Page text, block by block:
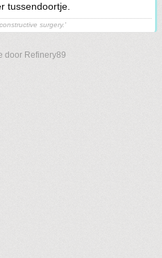
tussendoortje.
surgery.'
door Refinery89